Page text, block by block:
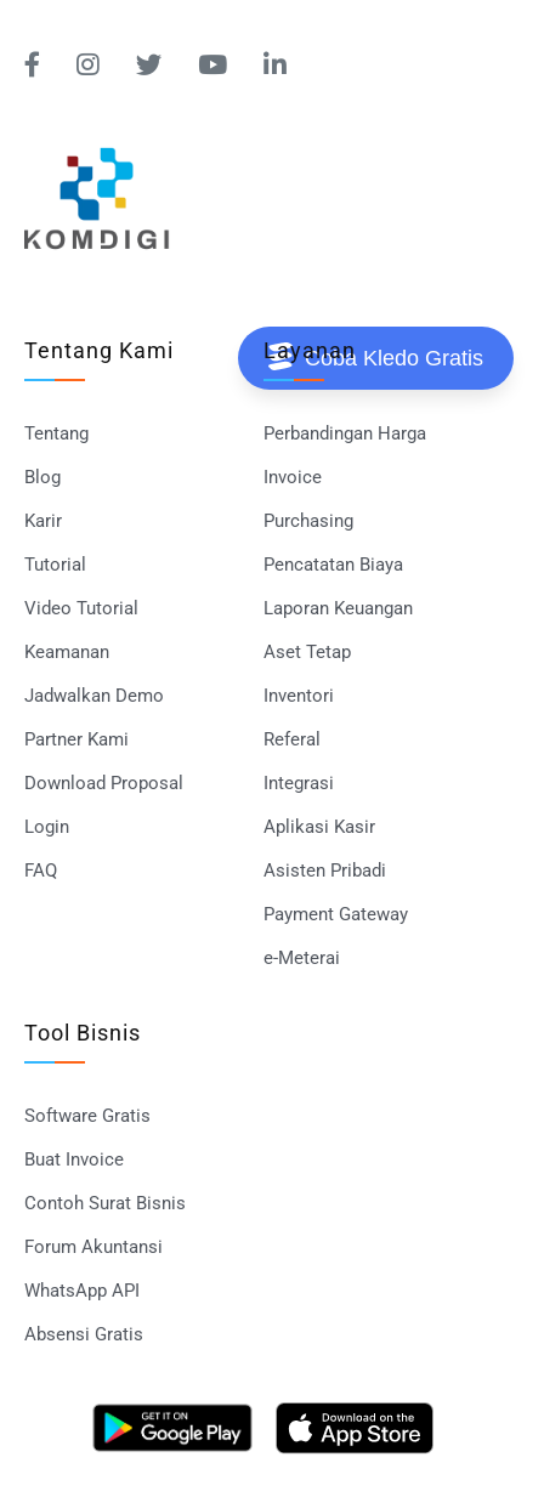
Coba Kledo Gratis
Tentang Kami
Tentang
Blog
Karir
Tutorial
Video Tutorial
Keamanan
Jadwalkan Demo
Partner Kami
Download Proposal
Login
FAQ
Layanan
Perbandingan Harga
Invoice
Purchasing
Pencatatan Biaya
Laporan Keuangan
Aset Tetap
Inventori
Referal
Integrasi
Aplikasi Kasir
Asisten Pribadi
Payment Gateway
e-Meterai
Tool Bisnis
Software Gratis
Buat Invoice
Contoh Surat Bisnis
Forum Akuntansi
WhatsApp API
Absensi Gratis